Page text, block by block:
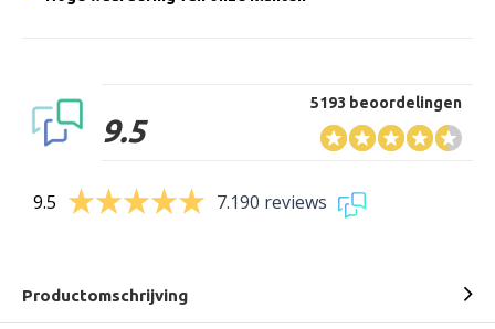
9.5
5193 beoordelingen
9.5 7.190 reviews
Productomschrijving